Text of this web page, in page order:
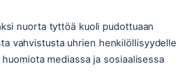
nuorta tyttöä kuoli pudottuaan
vahvistusta uhrien henkilöllisyydelle
mediassa ja sosiaalisessa